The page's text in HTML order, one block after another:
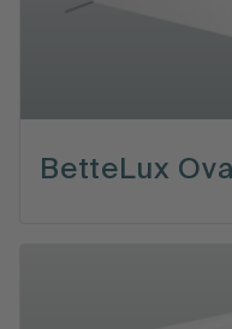
BetteLux